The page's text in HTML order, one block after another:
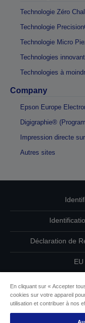
Technologie Zéro
Technologie
Technologie Micro
Technologies
Technologies à
Company
Epson Europe
Digigraphie®
Impression directe
Autres sites
Déclaration de
En cliquant sur « Accepter
cookies sur votre appareil
utilisation et contribuer à nos